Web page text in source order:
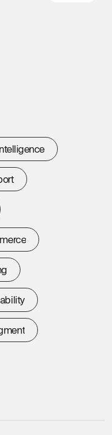
ntelligence
telligence
ort
ort
merce
merce
g
g
ability
ability
ment
ment